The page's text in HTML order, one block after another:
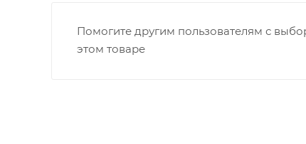
Помогите другим пользователям с
этом товаре